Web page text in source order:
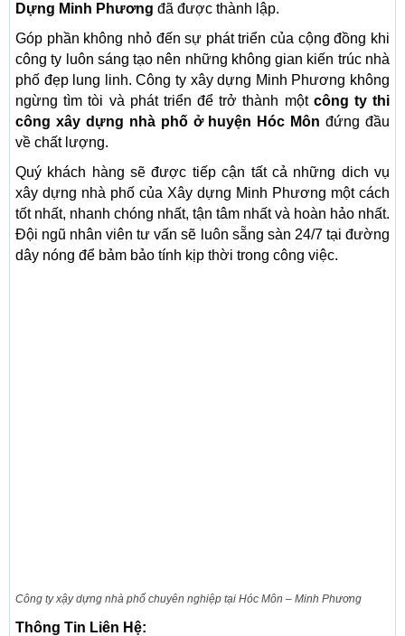
Dựng Minh Phương đã được thành lập.
Góp phần không nhỏ đến sự phát triển của cộng đồng khi
công ty luôn sáng tạo nên những không gian kiến trúc nhà
phố đẹp lung linh. Công ty xây dựng Minh Phương không
ngừng tìm tòi và phát triển để trở thành một công ty thi
công xây dựng nhà phố ở huyện Hóc Mônđứng đầu
về chất lượng.
Quý khách hàng sẽ được tiếp cận tất cả những dich vụ
xây dựng nhà phố của Xây dựng Minh Phương một cách
tốt nhất, nhanh chóng nhất, tận tâm nhất và hoàn hảo nhất.
Đội ngũ nhân viên tư vấn sẽ luôn sẵng sàn 24/7 tại đường
dây nóng để bảm bảo tính kịp thời trong công việc.
Công ty xậy dựng nhà phố chuyên nghiệp tại Hóc Môn – Minh Phương
Thông Tin Liên Hệ: